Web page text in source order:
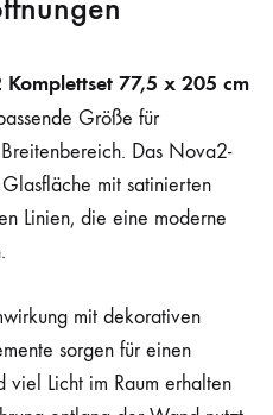
77,5 x 205 cm
Größe für
Das Nova2-
mit satinierten
Linien, die eine moderne
mit dekorativen
sorgen für einen
viel Licht im Raum erhalten